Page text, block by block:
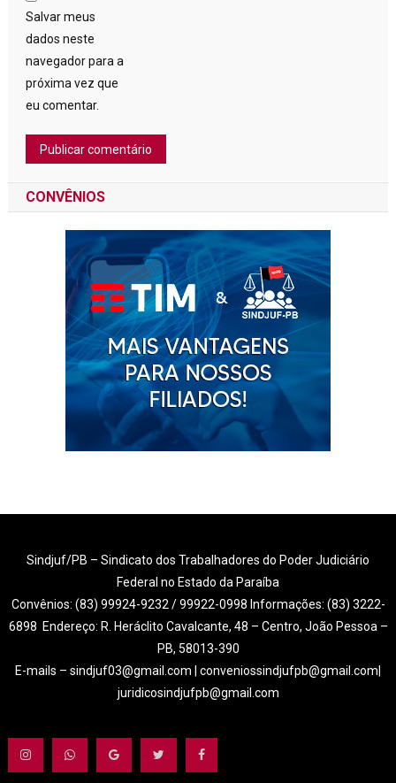
Salvar meus
dados neste
navegador para a
próxima vez que
eu comentar.
CONVÊNIOS
Sindjuf/PB – Sindicato dos Trabalhadores do Poder Judiciário
Federal no Estado da Paraíba
Convênios: (83) 99924-9232 / 99922-0998 Informações: (83) 3222-
6898 Endereço: R. Heráclito Cavalcante, 48 – Centro, João Pessoa –
PB, 58013-390
E-mails – sindjuf03@gmail.com | conveniossindjufpb@gmail.com|
juridicosindjufpb@gmail.com